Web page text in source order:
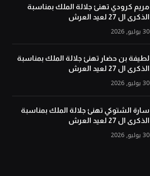
مريم كرودي تهنئ جلالة الملك بمناسبة
الذكرى ال 27 لعيد العرش
30 يوليو, 2026
لطيفة بن حضار تهنئ جلالة الملك بمناسبة
الذكرى ال 27 لعيد العرش
30 يوليو, 2026
سارة الشتوكي تهنئ جلالة الملك بمناسبة
الذكرى ال 27 لعيد العرش
30 يوليو, 2026